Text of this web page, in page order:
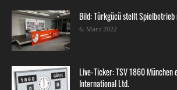
Bild: Türkgücü stellt
6. März 2022
Live-Ticker: TSV 1860 München
International Ltd.